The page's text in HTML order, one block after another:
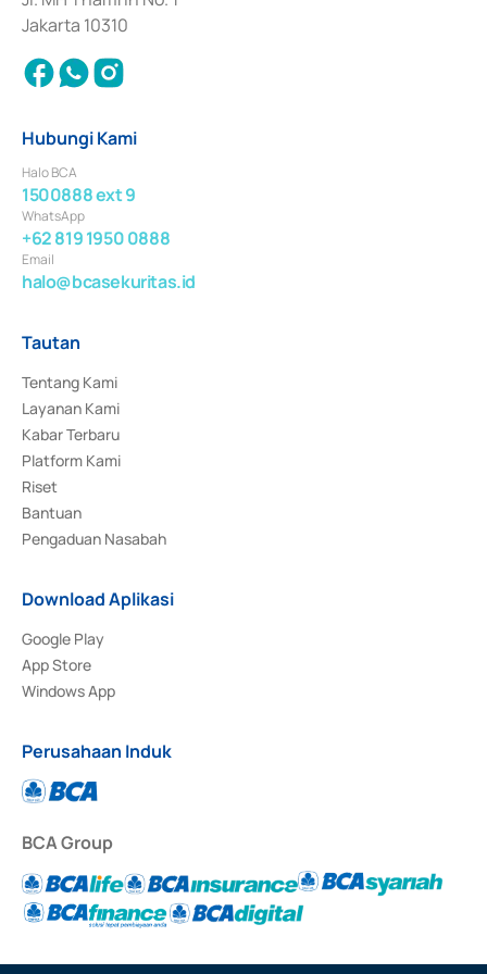
Jakarta 10310
Hubungi Kami
Halo BCA
1500888 ext 9
WhatsApp
+62 819 1950 0888
Email
halo@bcasekuritas.id
Tautan
Tentang Kami
Layanan Kami
Kabar Terbaru
Platform Kami
Riset
Bantuan
Pengaduan Nasabah
Download Aplikasi
Google Play
App Store
Windows App
Perusahaan Induk
BCA Group